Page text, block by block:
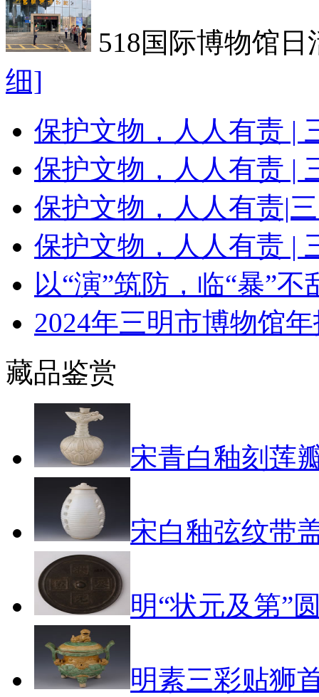
518国际博物馆
细]
保护文物，人人有责 |
保护文物，人人有责 |
保护文物，人人有责|
保护文物，人人有责 |
以“演”筑防，临“暴”
2024年三明市博物馆
藏品鉴赏
宋青白釉刻莲
宋白釉弦纹带
明“状元及第”
明素三彩贴狮